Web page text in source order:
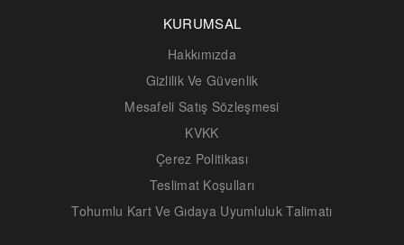
KURUMSAL
Hakkımızda
Gizlilik Ve Güvenlik
Mesafeli Satış Sözleşmesi
KVKK
Çerez Politikası
Teslimat Koşulları
Tohumlu Kart Ve Gıdaya Uyumluluk Talimatı